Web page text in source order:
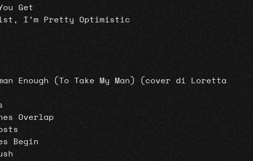
Get
I’m Pretty Optimistic
Enough (To Take My Man) (cover di Loretta
Overlap
Begin